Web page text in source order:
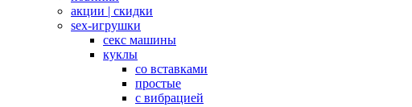
акции | скидки
sex-игрушки
секс машины
куклы
со вставками
простые
с вибрацией